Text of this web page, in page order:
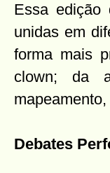
Essa edição
unidas em
forma mais
clown; da
Debates